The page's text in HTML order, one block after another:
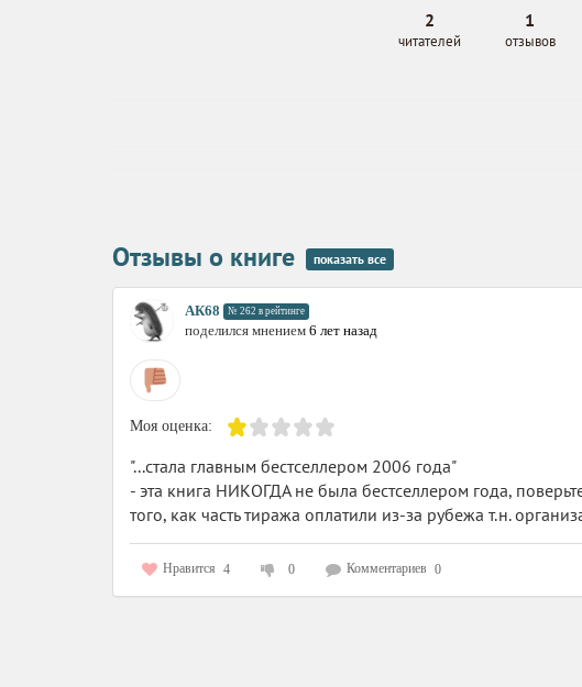
2
читателей
1
отзывов
Отзывы о книге показать все
АК68 № 262 в рейтинге
поделился мнением 6 лет назад
Моя оценка:
"...стала главным бестселлером 2006 года"
- эта книга НИКОГДА не была бестселлером года,
того, как часть тиража оплатили из-за рубежа т.н.
Нравится 4 0 Комментариев 0